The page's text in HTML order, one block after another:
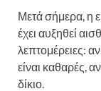
Μετά σήμερα, η
έχει αυξηθεί
λεπτομέρειες:
είναι καθαρές,
δίκιο.